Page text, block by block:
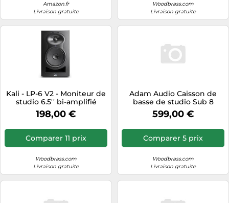
Amazon.fr
Livraison gratuite
Woodbrass.com
Livraison gratuite
Kali - LP-6 V2 - Moniteur de
studio 6.5'' bi-amplifié
198,00 €
Comparer 11 prix
Woodbrass.com
Livraison gratuite
Adam Audio Caisson de
basse de studio Sub 8
599,00 €
Comparer 5 prix
Woodbrass.com
Livraison gratuite